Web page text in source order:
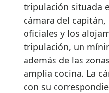
tripulación situada
cámara del
oficiales y los
tripulación, un
además de las
amplia cocina. La
con su